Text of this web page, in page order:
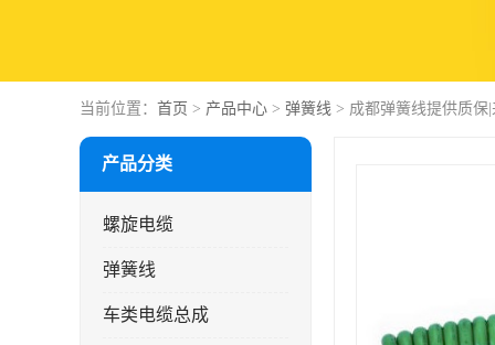
当前位置： 首页 > 产品中心 > 弹簧线 > 成都弹簧线提供质保
产品分类
螺旋电缆
弹簧线
车类电缆总成